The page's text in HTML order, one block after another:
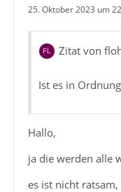
25. Oktober 2023 um
Zitat von
Ist es in
Hallo,
ja die werden alle
es ist nicht